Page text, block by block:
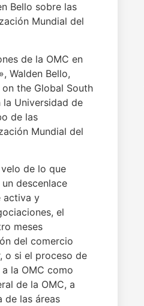
Bello sobre las
Mundial del
de la OMC en
Walden Bello,
the Global South
Universidad de
de las
Mundial del
de lo que
descenlace
activa y
el
meses
del comercio
o si el proceso de
la OMC como
de la OMC, a
de las áreas